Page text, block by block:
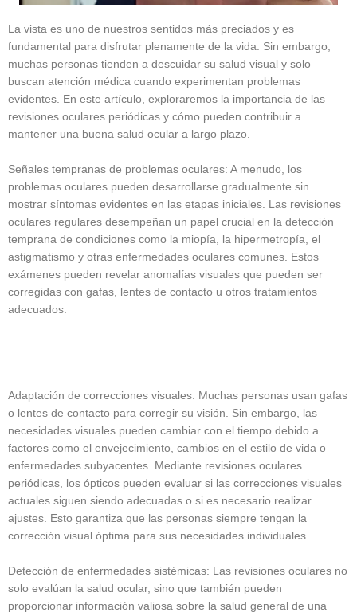
La vista es uno de nuestros sentidos más preciados y es
fundamental para disfrutar plenamente de la vida. Sin embargo,
muchas personas tienden a descuidar su salud visual y solo
buscan atención médica cuando experimentan problemas
evidentes. En este artículo, exploraremos la importancia de las
revisiones oculares periódicas y cómo pueden contribuir a
mantener una buena salud ocular a largo plazo.
Señales tempranas de problemas oculares: A menudo, los
problemas oculares pueden desarrollarse gradualmente sin
mostrar síntomas evidentes en las etapas iniciales. Las revisiones
oculares regulares desempeñan un papel crucial en la detección
temprana de condiciones como la miopía, la hipermetropía, el
astigmatismo y otras enfermedades oculares comunes. Estos
exámenes pueden revelar anomalías visuales que pueden ser
corregidas con gafas, lentes de contacto u otros tratamientos
adecuados.
Adaptación de correcciones visuales: Muchas personas usan gafas
o lentes de contacto para corregir su visión. Sin embargo, las
necesidades visuales pueden cambiar con el tiempo debido a
factores como el envejecimiento, cambios en el estilo de vida o
enfermedades subyacentes. Mediante revisiones oculares
periódicas, los ópticos pueden evaluar si las correcciones visuales
actuales siguen siendo adecuadas o si es necesario realizar
ajustes. Esto garantiza que las personas siempre tengan la
corrección visual óptima para sus necesidades individuales.
Detección de enfermedades sistémicas: Las revisiones oculares no
solo evalúan la salud ocular, sino que también pueden
proporcionar información valiosa sobre la salud general de una